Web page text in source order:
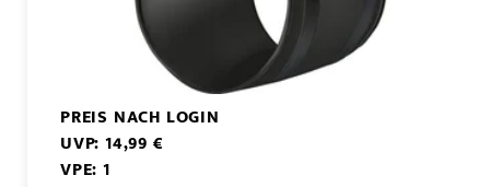
PREIS NACH LOGIN
UVP: 14,99 €
VPE: 1